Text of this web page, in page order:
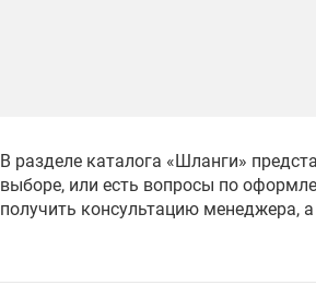
В разделе каталога «Шланги»
выборе, или есть вопросы по
получить консультацию менеджера,